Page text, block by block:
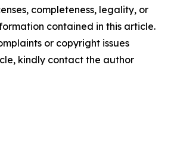
completeness, legality, or
contained in this article.
or copyright issues
kindly contact the author